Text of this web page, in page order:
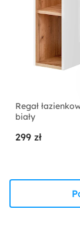
Regał
biały
299 zł